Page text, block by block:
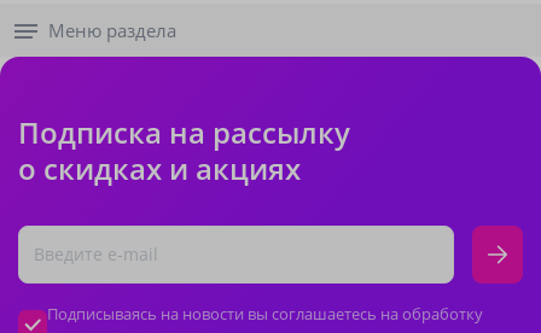
Меню раздела
Подписка на рассылку
о скидках и акциях
Подписываясь на новости вы соглашаетесь на обработку